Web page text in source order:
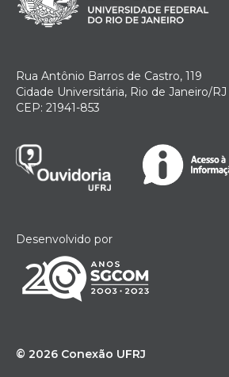
Rua Antônio Barros de Castro, 119
Cidade Universitária, Rio de Janeiro/RJ
CEP: 21941-853
Desenvolvido por
© 2026 Conexão UFRJ